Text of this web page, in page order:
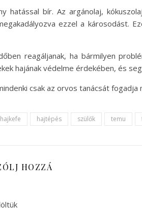
bír. Az argánolaj,
ezzel a károsodást.
reagáljanak, ha bármilyen
hajának védelme érdekében, és
csak az orvos tanácsát fogadja
hajkefe hajtépés szülők temu
HOZZÁ